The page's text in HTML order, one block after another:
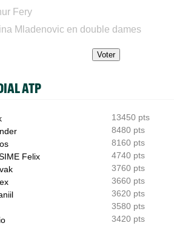
Daniel Merida aime croquer du
Holger Rune a renoncé à Cincinnati
Osaka, Gauff... horaires et diffusion TV
les messages d'insultes et de
Fery
Mladenovic en double dames
ATP
13450 pts
8480 pts
8160 pts
Felix
4740 pts
3760 pts
3660 pts
3620 pts
3580 pts
3420 pts